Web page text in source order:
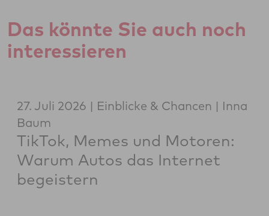
Das könnte Sie auch noch
interessieren
27. Juli 2026 Einblicke & Chancen
Inna
Baum
TikTok, Memes und Motoren:
Warum Autos das Internet
begeistern